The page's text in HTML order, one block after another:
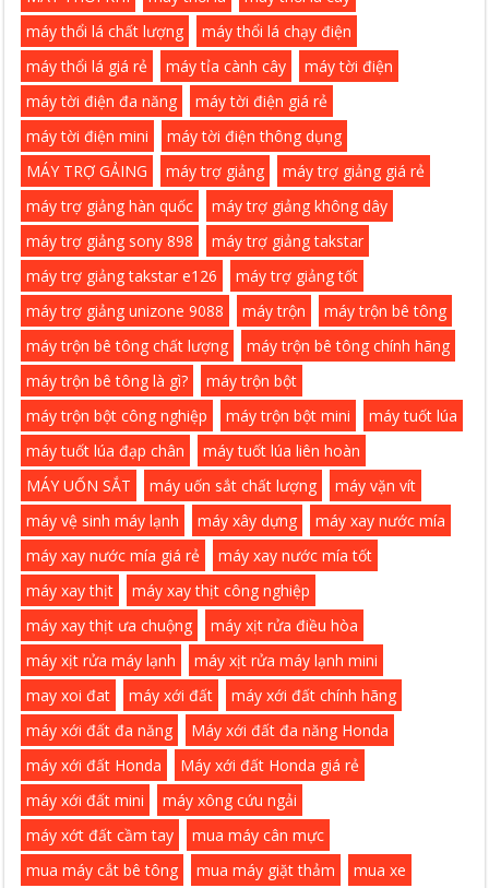
máy thổi lá chất lượng
máy thổi lá chạy điện
máy thổi lá giá rẻ
máy tỉa cành cây
máy tời điện
máy tời điện đa năng
máy tời điện giá rẻ
máy tời điện mini
máy tời điện thông dụng
MÁY TRỢ GẢING
máy trợ giảng
máy trợ giảng giá rẻ
máy trợ giảng hàn quốc
máy trợ giảng không dây
máy trợ giảng sony 898
máy trợ giảng takstar
máy trợ giảng takstar e126
máy trợ giảng tốt
máy trợ giảng unizone 9088
máy trộn
máy trộn bê tông
máy trộn bê tông chất lượng
máy trộn bê tông chính hãng
máy trộn bê tông là gì?
máy trộn bột
máy trộn bột công nghiệp
máy trộn bột mini
máy tuốt lúa
máy tuốt lúa đạp chân
máy tuốt lúa liên hoàn
MÁY UỐN SẮT
máy uốn sắt chất lượng
máy vặn vít
máy vệ sinh máy lạnh
máy xây dựng
máy xay nước mía
máy xay nước mía giá rẻ
máy xay nước mía tốt
máy xay thịt
máy xay thịt công nghiệp
máy xay thịt ưa chuộng
máy xịt rửa điều hòa
máy xịt rửa máy lạnh
máy xịt rửa máy lạnh mini
may xoi đat
máy xới đất
máy xới đất chính hãng
máy xới đất đa năng
Máy xới đất đa năng Honda
máy xới đất Honda
Máy xới đất Honda giá rẻ
máy xới đất mini
máy xông cứu ngải
máy xớt đất cầm tay
mua máy cân mực
mua máy cắt bê tông
mua máy giặt thảm mua xe